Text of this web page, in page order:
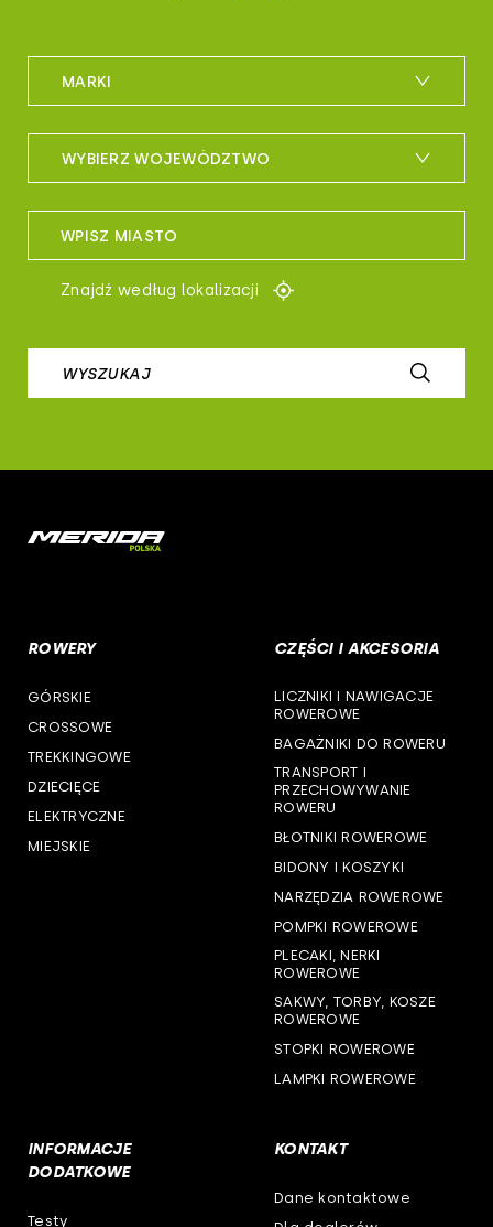
MARKI
m_bike
maxxis
sportful
controltech
airborne
cst
WYBIERZ WOJEWÓDZTWO
woj. dolnośląskie
woj. kujawsko-pomorskie
woj. opolskie
woj. podlaskie
woj. pomorskie
woj. śląskie
woj. warmińsko-mazurskie
WPISZ MIASTO
Znajdź według lokalizacji
WYSZUKAJ
ROWERY
GÓRSKIE
CROSSOWE
TREKKINGOWE
DZIECIĘCE
ELEKTRYCZNE
MIEJSKIE
CZĘŚCI I AKCESORIA
LICZNIKI I NAWIGACJE
ROWEROWE
BAGAŻNIKI DO ROWERU
TRANSPORT I
PRZECHOWYWANIE
ROWERU
BŁOTNIKI ROWEROWE
BIDONY I KOSZYKI
NARZĘDZIA ROWEROWE
POMPKI ROWEROWE
PLECAKI, NERKI
ROWEROWE
SAKWY, TORBY, KOSZE
ROWEROWE
STOPKI ROWEROWE
LAMPKI ROWEROWE
INFORMACJE
DODATKOWE
Testy
KONTAKT
Dane kontaktowe